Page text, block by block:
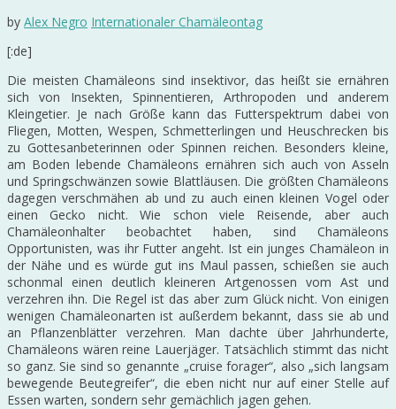
by Alex Negro Internationaler Chamäleontag
[:de]
Die meisten Chamäleons sind insektivor, das heißt sie ernähren
sich von Insekten, Spinnentieren, Arthropoden und anderem
Kleingetier. Je nach Größe kann das Futterspektrum dabei von
Fliegen, Motten, Wespen, Schmetterlingen und Heuschrecken bis
zu Gottesanbeterinnen oder Spinnen reichen. Besonders kleine,
am Boden lebende Chamäleons ernähren sich auch von Asseln
und Springschwänzen sowie Blattläusen. Die größten Chamäleons
dagegen verschmähen ab und zu auch einen kleinen Vogel oder
einen Gecko nicht. Wie schon viele Reisende, aber auch
Chamäleonhalter beobachtet haben, sind Chamäleons
Opportunisten, was ihr Futter angeht. Ist ein junges Chamäleon in
der Nähe und es würde gut ins Maul passen, schießen sie auch
schonmal einen deutlich kleineren Artgenossen vom Ast und
verzehren ihn. Die Regel ist das aber zum Glück nicht. Von einigen
wenigen Chamäleonarten ist außerdem bekannt, dass sie ab und
an Pflanzenblätter verzehren. Man dachte über Jahrhunderte,
Chamäleons wären reine Lauerjäger. Tatsächlich stimmt das nicht
so ganz. Sie sind so genannte „cruise forager“, also „sich langsam
bewegende Beutegreifer“, die eben nicht nur auf einer Stelle auf
Essen warten, sondern sehr gemächlich jagen gehen.